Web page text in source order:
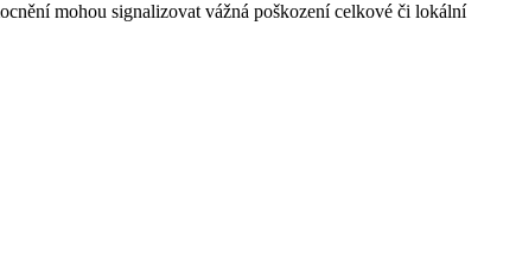
mohou signalizovat vážná poškození celkové či lokální